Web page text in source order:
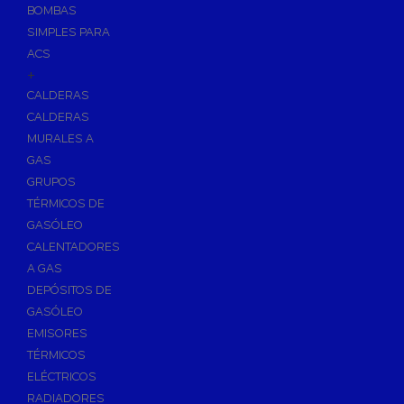
Sumideros para Piscinas
Accesorios para Piscinas
Productos Químicos para Piscinas
Reguladores de PH
Antialgas para Piscinas
Floculante para Piscinas
Cloro para Piscinas
Desinfección de Piscinas sin Cloro
Invernaje de Piscinas
Limpiadores de Piscinas
Kits Analizadores
Dosificadores
Riego, Jardín y Fuentes
BOMBAS
SIMPLES PARA
ACS
+
CALDERAS
CALDERAS
MURALES A
GAS
GRUPOS
TÉRMICOS DE
GASÓLEO
CALENTADORES
A GAS
DEPÓSITOS DE
GASÓLEO
EMISORES
TÉRMICOS
ELÉCTRICOS
RADIADORES